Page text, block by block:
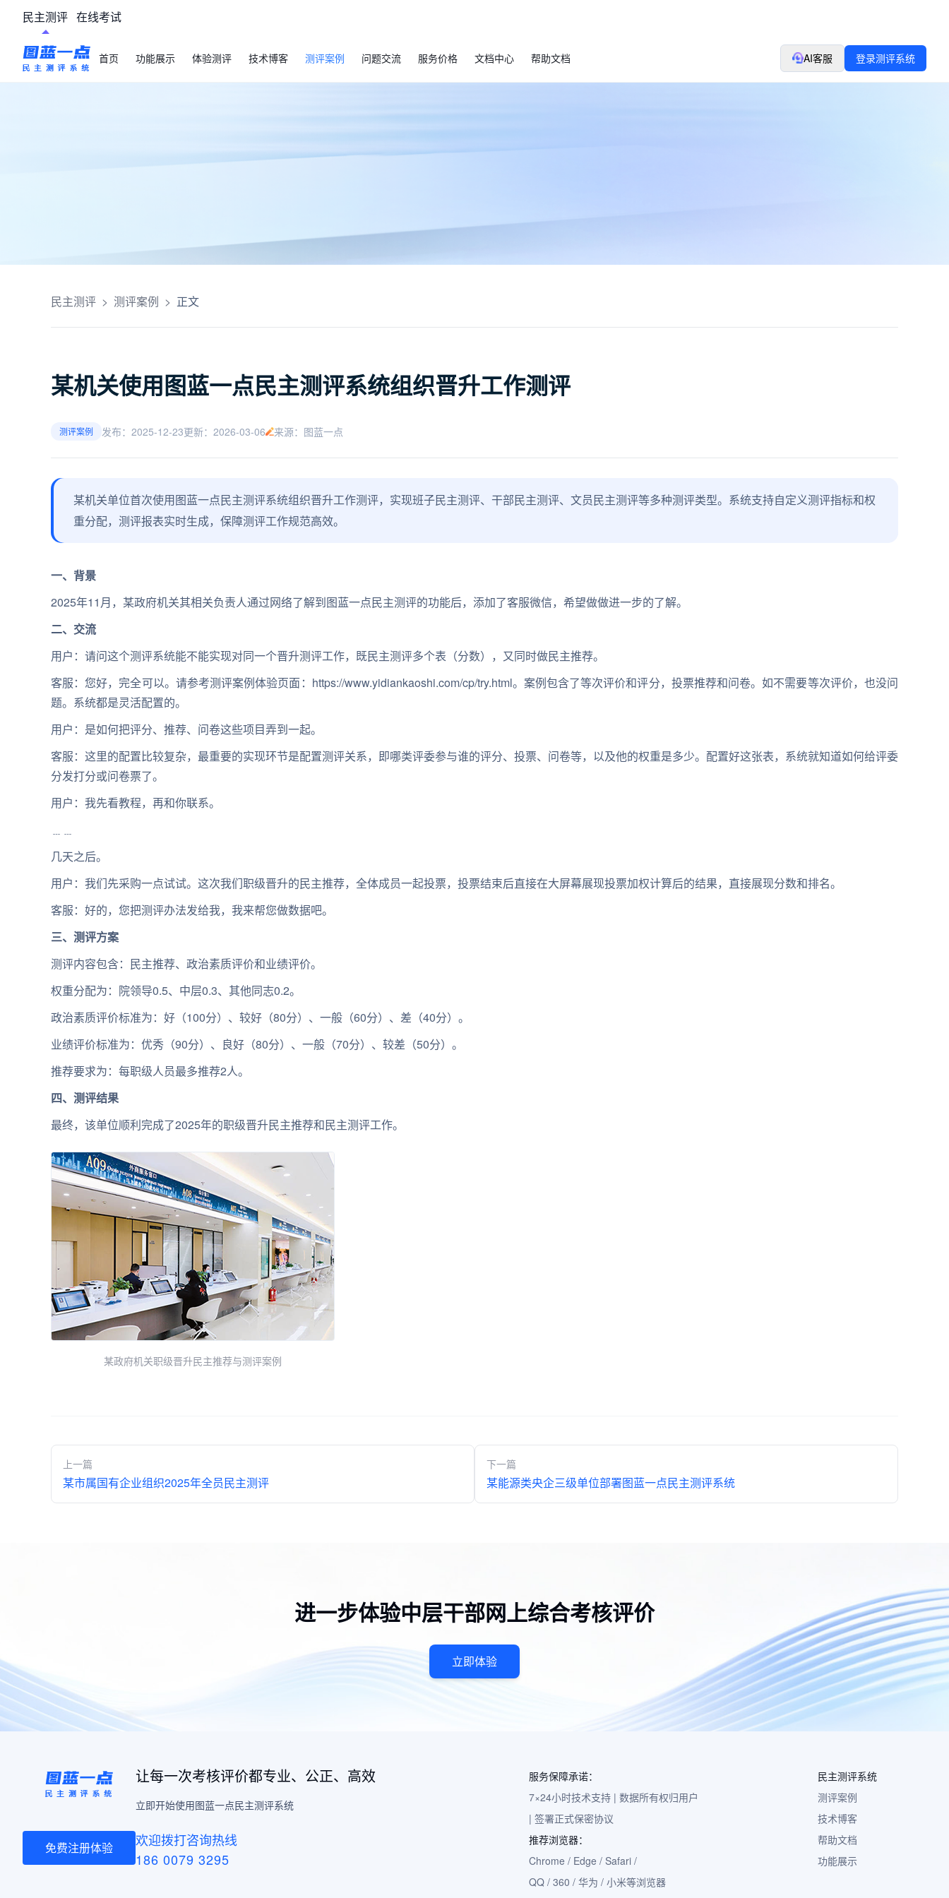
民主测评 在线考试
首页 功能展示 体验测评 技术博客 测评案例 问题交流 服务价格 文档中心 帮助文档 AI客服 登录测评系统
民主测评 > 测评案例 > 正文
某机关使用图蓝一点民主测评系统组织晋升工作测评
测评案例 发布：2025-12-23更新：2026-03-06 来源：图蓝一点
某机关单位首次使用图蓝一点民主测评系统组织晋升工作测评，实现班子民主测评、干部民主测评、文员民主测评等多种测评类型。系统支持自定义测评指标和权
重分配，测评报表实时生成，保障测评工作规范高效。
一、背景
2025年11月，某政府机关其相关负责人通过网络了解到图蓝一点民主测评的功能后，添加了客服微信，希望做做进一步的了解。
二、交流
用户：请问这个测评系统能不能实现对同一个晋升测评工作，既民主测评多个表（分数），又同时做民主推荐。
客服：您好，完全可以。请参考测评案例体验页面：https://www.yidiankaoshi.com/cp/try.html。案例包含了等次评价和评分，投票推荐和问卷。如不需要等次评价，也没问
题。系统都是灵活配置的。
用户：是如何把评分、推荐、问卷这些项目弄到一起。
客服：这里的配置比较复杂，最重要的实现环节是配置测评关系，即哪类评委参与谁的评分、投票、问卷等，以及他的权重是多少。配置好这张表，系统就知道如何给评委
分发打分或问卷票了。
用户：我先看教程，再和你联系。
几天之后。
用户：我们先采购一点试试。这次我们职级晋升的民主推荐，全体成员一起投票，投票结束后直接在大屏幕展现投票加权计算后的结果，直接展现分数和排名。
客服：好的，您把测评办法发给我，我来帮您做数据吧。
三、测评方案
测评内容包含：民主推荐、政治素质评价和业绩评价。
权重分配为：院领导0.5、中层0.3、其他同志0.2。
政治素质评价标准为：好（100分）、较好（80分）、一般（60分）、差（40分）。
业绩评价标准为：优秀（90分）、良好（80分）、一般（70分）、较差（50分）。
推荐要求为：每职级人员最多推荐2人。
四、测评结果
最终，该单位顺利完成了2025年的职级晋升民主推荐和民主测评工作。
某政府机关职级晋升民主推荐与测评案例
上一篇
某市属国有企业组织2025年全员民主测评
下一篇
某能源类央企三级单位部署图蓝一点民主测评系统
进一步体验中层干部网上综合考核评价
立即体验
免费注册体验
让每一次考核评价都专业、公正、高效
立即开始使用图蓝一点民主测评系统
欢迎拨打咨询热线
186 0079 3295
服务保障承诺：
7×24小时技术支持 | 数据所有权归用户
| 签署正式保密协议
推荐浏览器：
Chrome / Edge / Safari /
QQ / 360 / 华为 / 小米等浏览器
民主测评系统
测评案例
技术博客
帮助文档
功能展示